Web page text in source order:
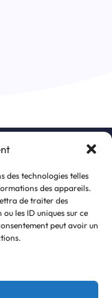
des technologies telles
des appareils.
de traiter des
les ID uniques sur ce
peut avoir un